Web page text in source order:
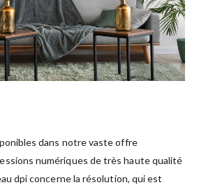
dans notre vaste offre
numériques de très haute qualité
dpi concerne la résolution, qui est